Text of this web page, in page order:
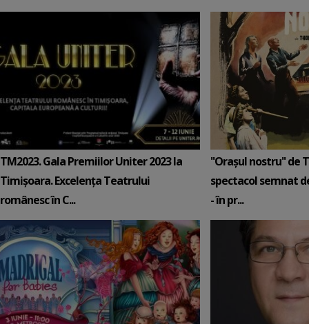
TM2023. Gala Premiilor Uniter 2023 la
Timișoara. Excelența Teatrului
românesc în C...
''Oraşul nostru'' de
spectacol semnat
- în pr...